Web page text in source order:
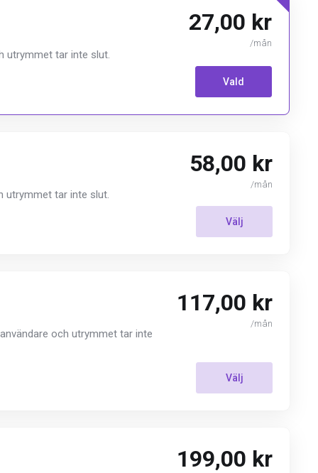
utrymmet tar inte slut.
27,00 kr
/mån
Vald
utrymmet tar inte slut.
58,00 kr
/mån
Välj
och utrymmet tar inte
117,00 kr
/mån
Välj
199,00 kr